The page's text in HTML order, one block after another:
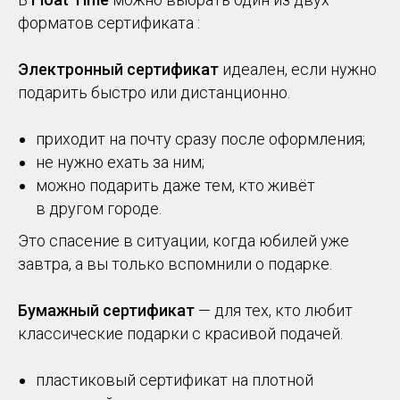
форматов сертификата :
Электронный сертификат идеален, если нужно
подарить быстро или дистанционно.
приходит на почту сразу после оформления;
не нужно ехать за ним;
можно подарить даже тем, кто живёт
в другом городе.
Это спасение в ситуации, когда юбилей уже
завтра, а вы только вспомнили о подарке.
Бумажный сертификат — для тех, кто любит
классические подарки с красивой подачей.
пластиковый сертификат на плотной